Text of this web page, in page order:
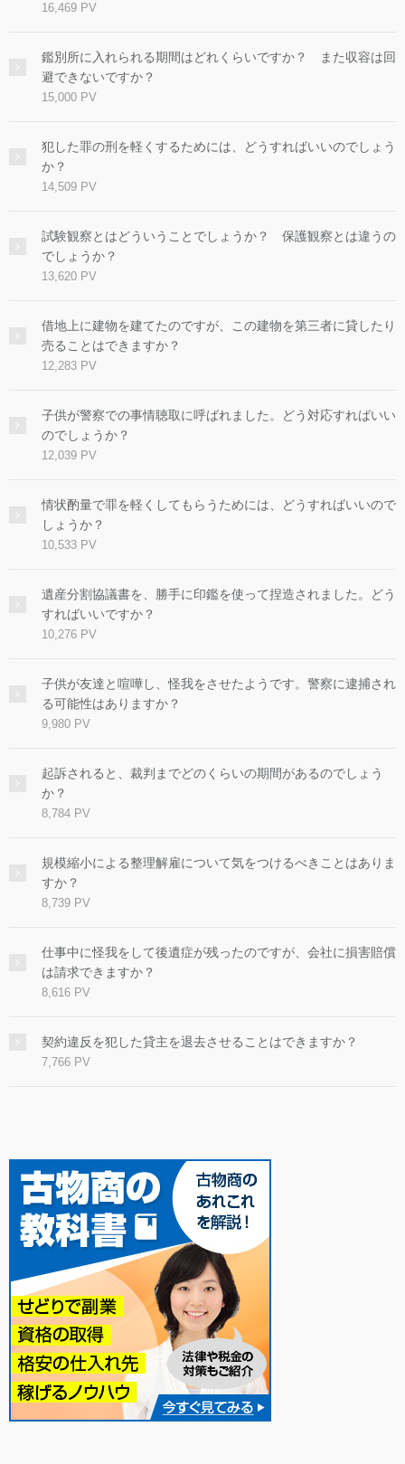
16,469 PV
鑑別所に入れられる期間はどれくらいですか？ また収容は回
避できないですか？
15,000 PV
犯した罪の刑を軽くするためには、どうすればいいのでしょう
か？
14,509 PV
試験観察とはどういうことでしょうか？ 保護観察とは違うの
でしょうか？
13,620 PV
借地上に建物を建てたのですが、この建物を第三者に貸したり
売ることはできますか？
12,283 PV
子供が警察での事情聴取に呼ばれました。どう対応すればいい
のでしょうか？
12,039 PV
情状酌量で罪を軽くしてもらうためには、どうすればいいので
しょうか？
10,533 PV
遺産分割協議書を、勝手に印鑑を使って捏造されました。どう
すればいいですか？
10,276 PV
子供が友達と喧嘩し、怪我をさせたようです。警察に逮捕され
る可能性はありますか？
9,980 PV
起訴されると、裁判までどのくらいの期間があるのでしょう
か？
8,784 PV
規模縮小による整理解雇について気をつけるべきことはありま
すか？
8,739 PV
仕事中に怪我をして後遺症が残ったのですが、会社に損害賠償
は請求できますか？
8,616 PV
契約違反を犯した貸主を退去させることはできますか？
7,766 PV